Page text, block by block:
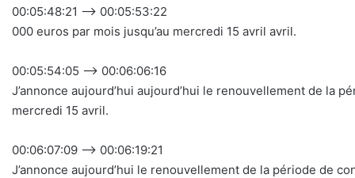
00:05:48:21 –> 00:05:53:22
000 euros par mois jusqu’au mercredi 15 avril avril.
00:05:54:05 –> 00:06:06:16
J’annonce aujourd’hui aujourd’hui le renouvellement de la
mercredi 15 avril.
00:06:07:09 –> 00:06:19:21
J’annonce aujourd’hui le renouvellement de la période de